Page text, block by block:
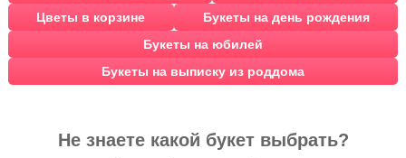
Цветы в корзине
Букеты на день рождения
Букеты на юбилей
Букеты на выписку из роддома
Не знаете какой букет выбрать?